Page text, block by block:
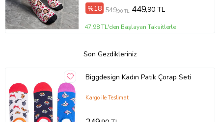
%18 549,90 TL 449,90 TL
47,98 TL'den Başlayan Taksitlerle
Son Gezdikleriniz
Biggdesign Kadın Patik Çorap Seti
Kargo ile Teslimat